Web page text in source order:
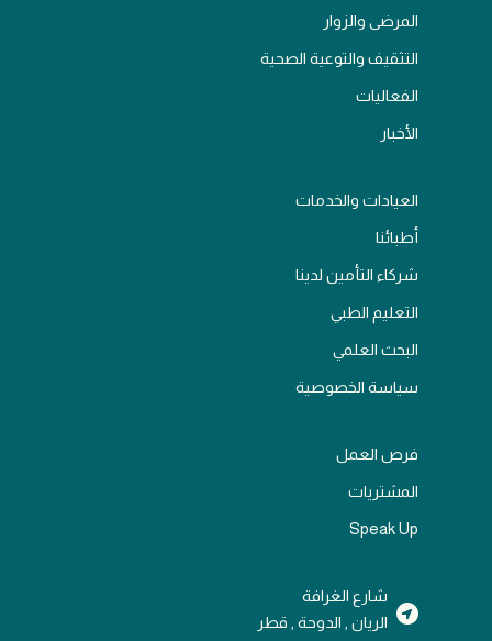
المرضى والزوار
التثقيف والتوعية الصحية
الفعاليات
الأخبار
العيادات والخدمات
أطبائنا
شركاء التأمين لدينا
التعليم الطبي
البحث العلمي
سياسة الخصوصية
فرص العمل
المشتريات
Speak Up
شارع الغرافة
الريان , الدوحة , قطر